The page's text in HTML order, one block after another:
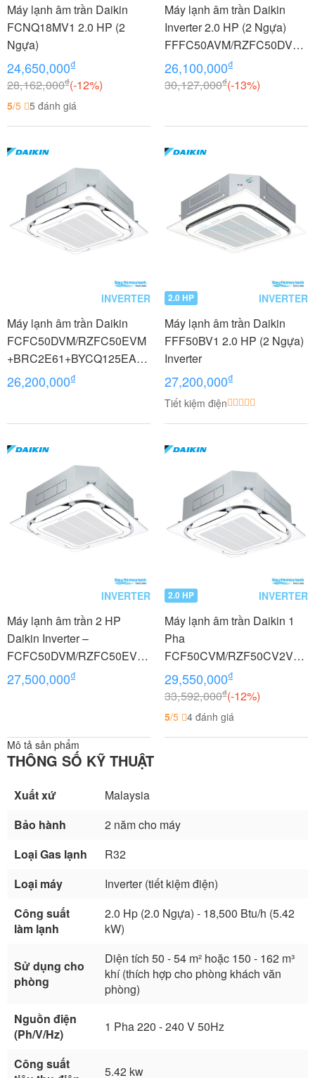
Máy lạnh âm trần Daikin
FCNQ18MV1 2.0 HP (2
Ngựa)
24,650,000₫
28,162,000₫(-12%)
5/5 5 đánh giá
Máy lạnh âm trần Daikin
Inverter 2.0 HP (2 Ngựa)
FFFC50AVM/RZFC50DVM+
BRC2E61+BYFQ60CAW
26,100,000₫
30,127,000₫(-13%)
INVERTER
Máy lạnh âm trần Daikin
FCFC50DVM/RZFC50EVM
+BRC2E61+BYCQ125EAF8
Inverter 2.0 HP (2 Ngựa) 1
pha
26,200,000₫
2.0 HP INVERTER
Máy lạnh âm trần Daikin
FFF50BV1 2.0 HP (2 Ngựa)
Inverter
27,200,000₫
Tiết kiệm điện
INVERTER
Máy lạnh âm trần 2 HP
Daikin Inverter –
FCFC50DVM/RZFC50EVM
+BRC7F635F9+BYCQ125E
AF 18.000 BTU điều khiển
27,500,000₫
2.0 HP INVERTER
Máy lạnh âm trần Daikin 1
Pha
FCF50CVM/RZF50CV2V+B
RC1E63+BYCQ125EAF8
2.0 HP (2 Ngựa) Inverter
29,550,000₫
33,592,000₫(-12%)
5/5 4 đánh giá
Mô tả sản phẩm
THÔNG SỐ KỸ THUẬT
Xuất xứ
Malaysia
Bảo hành
2 năm cho máy
Loại Gas lạnh
R32
Loại máy
Inverter (tiết kiệm điện)
Công suất
làm lạnh
2.0 Hp (2.0 Ngựa) - 18,500 Btu/h (5.42
kW)
Sử dụng cho
phòng
Diện tích 50 - 54 m² hoặc 150 - 162 m³
khí (thích hợp cho phòng khách văn
phòng)
Nguồn điện
(Ph/V/Hz)
1 Pha 220 - 240 V 50Hz
Công suất
5.42 kw